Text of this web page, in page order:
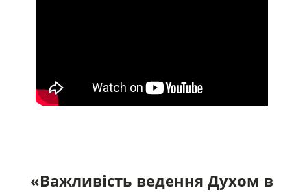
«Важливість ведення Духом в